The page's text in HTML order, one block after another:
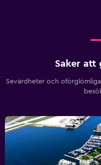
Saker att
Sevärdheter och